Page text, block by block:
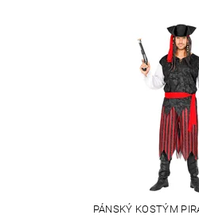
PÁNSKÝ KOSTÝM